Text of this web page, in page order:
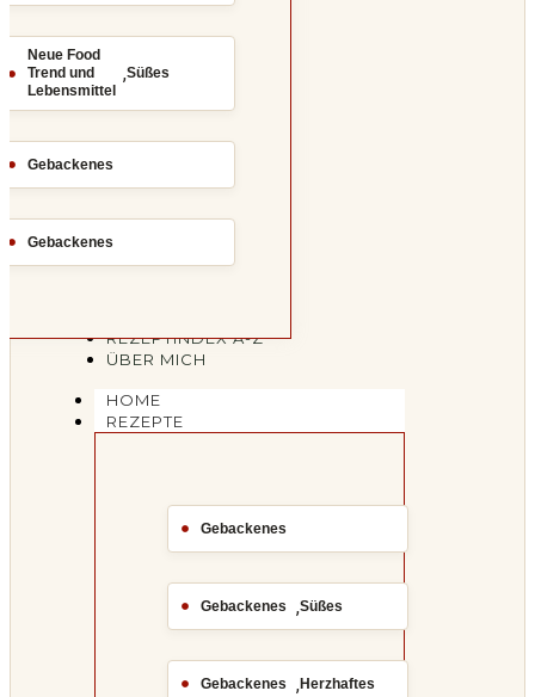
Neue Food
Trend und
Lebensmittel
,Süßes
Gebackenes
Gebackenes
REZEPTINDEX A-Z
ÜBER MICH
HOME
REZEPTE
Gebackenes
Gebackenes ,Süßes
Gebackenes ,Herzhaftes